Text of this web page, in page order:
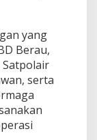
yang
Berau,
Satpolair
serta